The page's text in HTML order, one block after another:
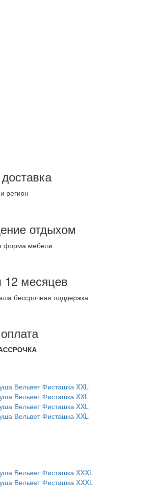
регион
отдыхом
форма мебели
12 месяцев
бессрочная поддержка